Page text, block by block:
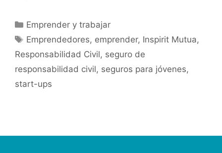
Emprender y trabajar
Emprendedores, emprender, Inspirit Mutua,
Responsabilidad Civil, seguro de
responsabilidad civil, seguros para jóvenes,
start-ups